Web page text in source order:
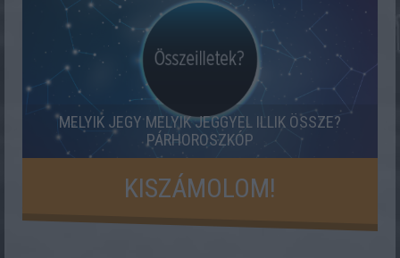
MELYIK JEGY MELYIK JEGGYEL ILLIK ÖSSZE?
PÁRHOROSZKÓP
KISZÁMOLOM!